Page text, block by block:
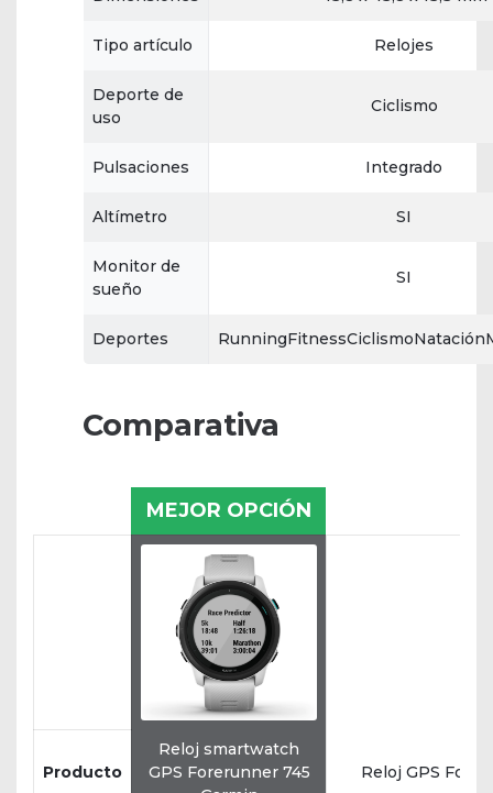
Tipo artículo Relojes
Deporte de
uso
Ciclismo
Pulsaciones Integrado
Altímetro SI
Monitor de
sueño
SI
Deportes
Comparativa
MEJOR OPCIÓN
Producto
Reloj smartwatch
GPS Forerunner 745
Reloj GPS